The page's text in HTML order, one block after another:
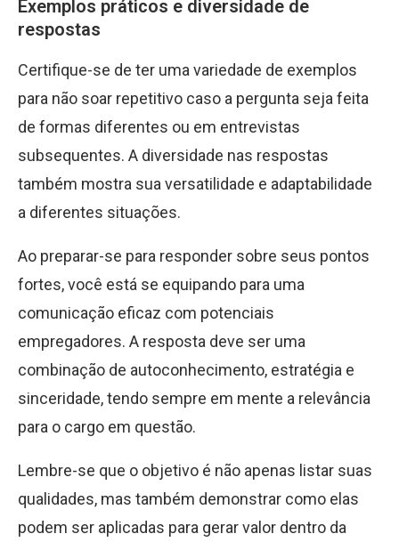
Exemplos práticos e diversidade de
respostas
Certifique-se de ter uma variedade de exemplos
para não soar repetitivo caso a pergunta seja feita
de formas diferentes ou em entrevistas
subsequentes. A diversidade nas respostas
também mostra sua versatilidade e adaptabilidade
a diferentes situações.
Ao preparar-se para responder sobre seus pontos
fortes, você está se equipando para uma
comunicação eficaz com potenciais
empregadores. A resposta deve ser uma
combinação de autoconhecimento, estratégia e
sinceridade, tendo sempre em mente a relevância
para o cargo em questão.
Lembre-se que o objetivo é não apenas listar suas
qualidades, mas também demonstrar como elas
podem ser aplicadas para gerar valor dentro da